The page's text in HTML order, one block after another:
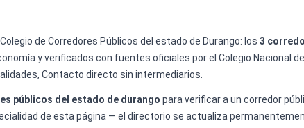
de Corredores Públicos del estado de Durango: los 3
y verificados con fuentes oficiales por el Colegio Nacional
Contacto directo sin intermediarios.
públicos del estado de durango para verificar a un corredor
de esta página — el directorio se actualiza